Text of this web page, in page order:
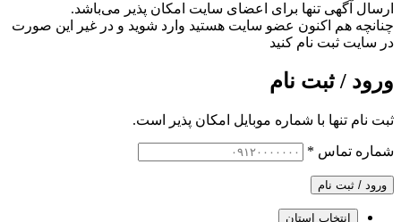
ارسال آگهی تنها برای اعضای سایت امکان پذیر می‌باشد.
چنانچه هم‌ اکنون عضو سایت هستید وارد شوید و در غیر این صورت
در سایت ثبت نام کنید
ورود / ثبت نام
ثبت نام تنها با شماره موبایل امکان پذیر است.
شماره تماس *
ورود / ثبت نام
انتخاب استان